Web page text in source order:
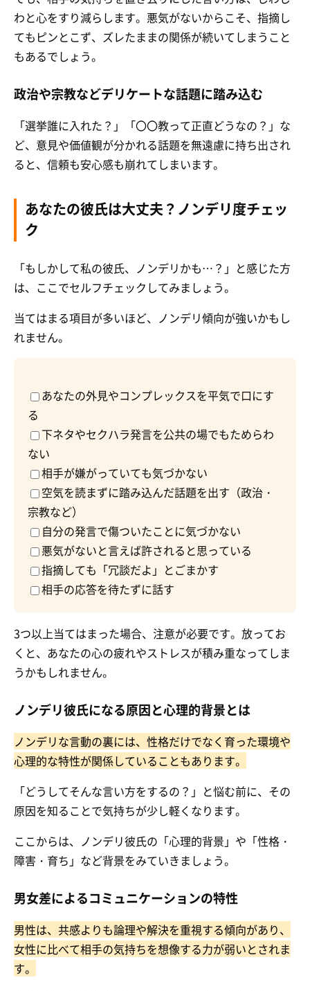
わと心をすり減らします。悪気がないからこそ、指摘し
てもピンとこず、ズレたままの関係が続いてしまうこと
もあるでしょう。
政治や宗教などデリケートな話題に踏み込む
「選挙誰に入れた？」「〇〇教って正直どうなの？」な
ど、意見や価値観が分かれる話題を無遠慮に持ち出され
ると、信頼も安心感も崩れてしまいます。
あなたの彼氏は大丈夫？ノンデリ度チェッ
ク
「もしかして私の彼氏、ノンデリかも…？」と感じた方
は、ここでセルフチェックしてみましょう。
当てはまる項目が多いほど、ノンデリ傾向が強いかもし
れません。
あなたの外見やコンプレックスを平気で口にす
る
下ネタやセクハラ発言を公共の場でもためらわ
ない
相手が嫌がっていても気づかない
空気を読まずに踏み込んだ話題を出す（政治・
宗教など）
自分の発言で傷ついたことに気づかない
悪気がないと言えば許されると思っている
指摘しても「冗談だよ」とごまかす
相手の応答を待たずに話す
3つ以上当てはまった場合、注意が必要です。放ってお
くと、あなたの心の疲れやストレスが積み重なってしま
うかもしれません。
ノンデリ彼氏になる原因と心理的背景とは
ノンデリな言動の裏には、性格だけでなく育った環境や
心理的な特性が関係していることもあります。
「どうしてそんな言い方をするの？」と悩む前に、その
原因を知ることで気持ちが少し軽くなります。
ここからは、ノンデリ彼氏の「心理的背景」や「性格・
障害・育ち」など背景をみていきましょう。
男女差によるコミュニケーションの特性
男性は、共感よりも論理や解決を重視する傾向があり、
女性に比べて相手の気持ちを想像する力が弱いとされま
す。